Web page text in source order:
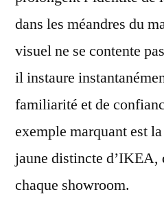
dans les méandres du
visuel ne se contente
il instaure
familiarité et de
exemple marquant est
jaune distincte d’IKEA,
chaque showroom.